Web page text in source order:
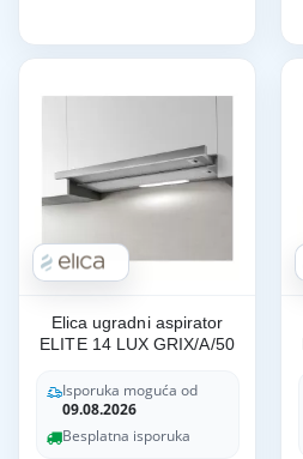
Elica ugradni aspirator
ELITE 14 LUX GRIX/A/50
Isporuka moguća od
09.08.2026
Besplatna isporuka